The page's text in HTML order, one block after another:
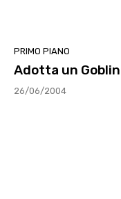
PRIMO PIANO
Adotta un Goblin
26/06/2004